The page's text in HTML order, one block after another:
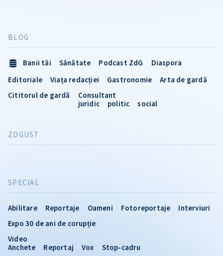
SPECIAL
Abilitare Reportaje Oameni Fotoreportaje
Interviuri
Expo 30 de ani de corupție
Video
Anchete
Reportaj Vox Stop-cadru
BLOG
Banii tăi Sănătate Podcast ZdG
Diaspora
Editoriale
Viața redacției Gastronomie
Arta de gardă
Cititorul de gardă
Consultant
juridic
politic social
ZDGUST